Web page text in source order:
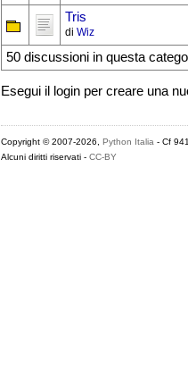
Tris
di Wiz
50 discussioni in questa
Esegui il login per creare una
Copyright © 2007-2026, Python Italia - Cf
Alcuni diritti riservati - CC-BY